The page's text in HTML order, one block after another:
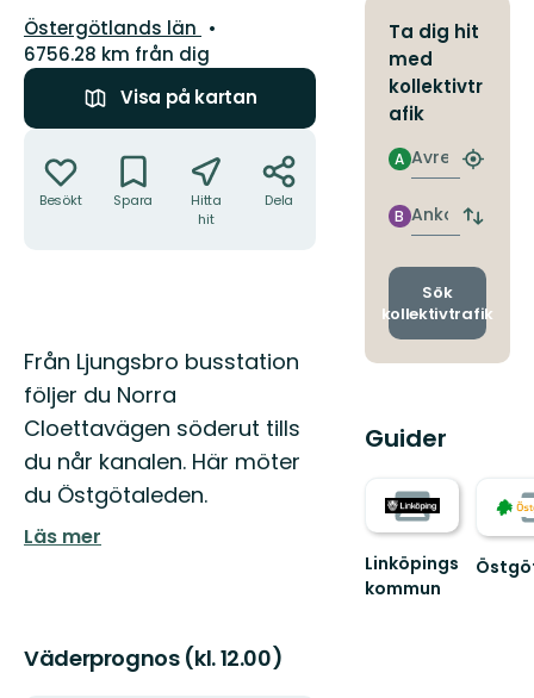
Län:
Östergötlands län
6756.28 km från dig
Visa på kartan
Besökt Spara
Hitta
hit
Dela
Beskrivning
Från Ljungsbro busstation
följer du Norra
Cloettavägen söderut tills
du når kanalen. Här möter
du Östgötaleden.
Läs mer
Väderprognos (kl. 12.00)
Ta dig hit
med
kollektivtr
afik
Avresa
A
Hitta
Ankomst
B
Byt
och
Sök
kollektivtrafik
Guider
Linköpings
kommun